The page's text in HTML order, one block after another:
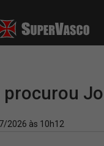
procurou
2026 às 10h12